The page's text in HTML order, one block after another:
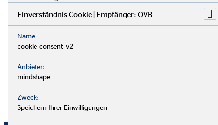
Verbindung zu treten, hierüber zu kommunizieren und
meine Anfrage zu bearbeiten. Dies gilt insbesondere für
die Verwendung der E-Mail-Adresse und der
Telefonnummer zum vorgenannten Zweck. Die
per E-Mail an
Datenschutzbeauftragten von OVB Holding AG,
Matthias Leidt, Heumarkt 1, 50667 Köln widerrufen
werden.
Einverständnis Cookie | Empfänger: OVB
Name:
cookie_consent_v2
Anbieter:
mindshape
Zweck:
Speichern Ihrer Einwilligungen